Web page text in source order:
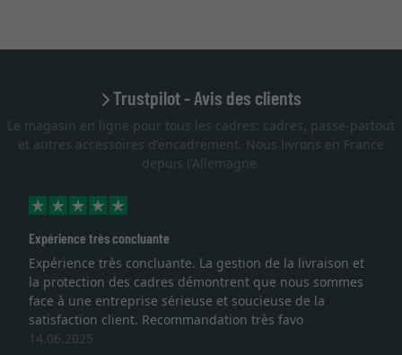
Trustpilot - Avis des clients
Le magasin en ligne pour tous les cadres: cadres, passe-partout
et autres accessoires d'encadrement. Nous livrons en France
depuis l'Allemagne.
la livraison et
nous sommes
de la
favo
Excellent
Je recherchais un cadre sur mesure pour
lithographie, je suis tombée sur ce site.
qualité sont au rendez vous. Emballage
service et livraison dans les temps.